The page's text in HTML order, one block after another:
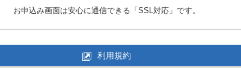
お申込み画面は安心に通信できる「SSL対応」です。
利用規約